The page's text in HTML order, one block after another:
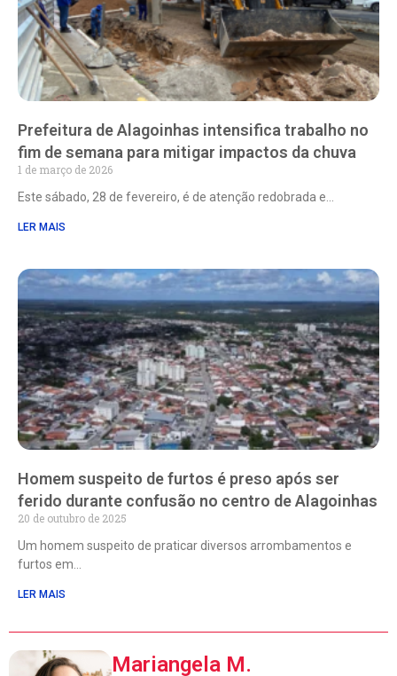
Prefeitura de Alagoinhas intensifica trabalho no
fim de semana para mitigar impactos da chuva
1 de março de 2026
Este sábado, 28 de fevereiro, é de atenção redobrada e
LER MAIS
Homem suspeito de furtos é preso após ser
ferido durante confusão no centro de Alagoinhas
20 de outubro de 2025
Um homem suspeito de praticar diversos arrombamentos e
furtos em
LER MAIS
Mariangela M.